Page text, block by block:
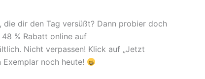
die dir den Tag versüßt? Dann probier doch
% Rabatt online auf
Nicht verpassen! Klick auf „Jetzt
Exemplar noch heute!